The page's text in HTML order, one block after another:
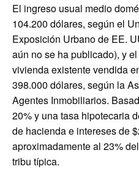
El ingreso usual medio
104.200 dólares, según el
Exposición Urbano de EE.
aún no se ha publicado), y
vivienda existente vendida
398.000 dólares, según la
Agentes Inmobiliarios.
20% y una tasa hipotecaria
de hacienda e intereses de
aproximadamente al 23%
tribu típica.